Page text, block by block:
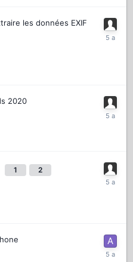
les données EXIF
2020
1 2